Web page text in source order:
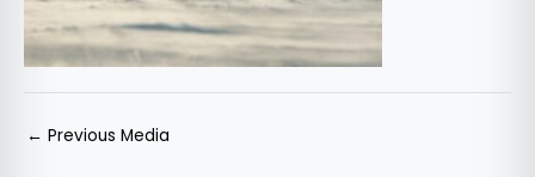
← Previous Media